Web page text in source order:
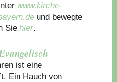
www.kirche-
und bewegte
Sie hier.
ist eine
Ein Hauch von